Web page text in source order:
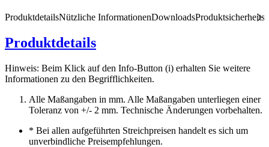
Produktdetails
Produktdetails
Hinweis: Beim Klick auf den Info-Button (i) erhalten Sie weitere
Informationen zu den Begrifflichkeiten.
Nützliche InformationenDownloads
Alle Maßangaben in mm. Alle Maßangaben unterliegen einer
Toleranz von +/- 2 mm. Technische Änderungen vorbehalten.
* Bei allen aufgeführten Streichpreisen handelt es sich um
unverbindliche Preisempfehlungen.